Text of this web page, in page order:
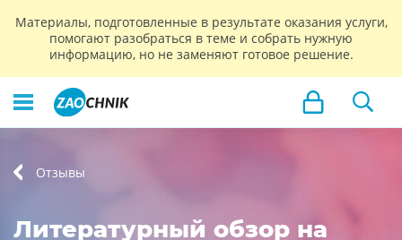
Материалы, подготовленные в результате оказания услуги,
помогают разобраться в теме и собрать нужную
информацию, но не заменяют готовое решение.
Отзывы
Литературный обзор на